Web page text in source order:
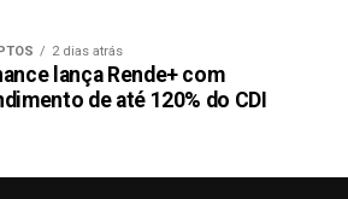
2 dias atrás
lança Rende+ com
de até 120% do CDI